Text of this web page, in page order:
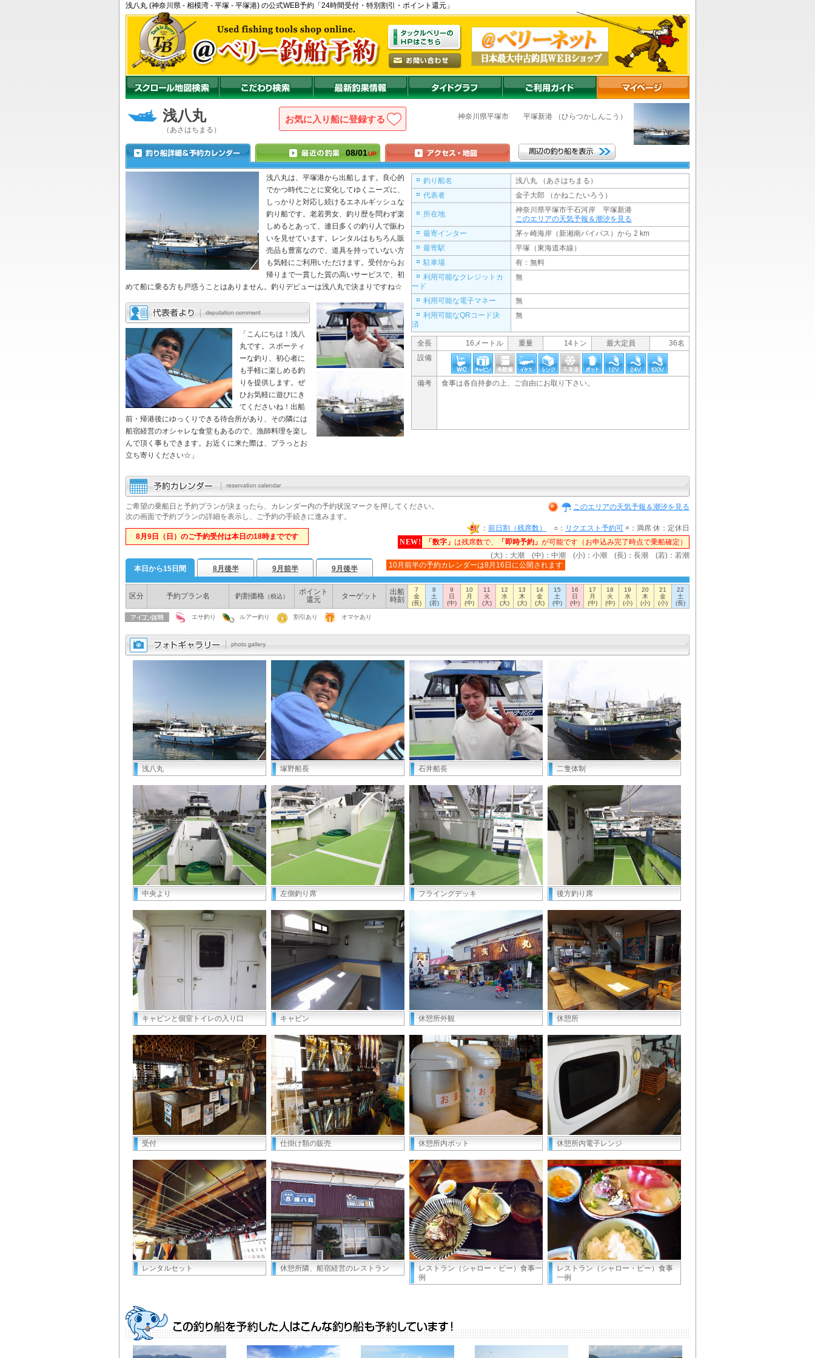
浅八丸 (神奈川県 - 相模湾 - 平塚 - 平塚港) の公式WEB予約「24時間受付・特別割引・ポイント還元」
浅八丸
（あさはちまる）
お気に入り船に登録 神奈川県平塚市 平塚新港 （ひらつかしんこう）
08/01UP
浅八丸は、平塚港から出船します。良心的
でかつ時代ごとに変化してゆくニーズに、
しっかりと対応し続けるエネルギッシュな
釣り船です。老若男女、釣り歴を問わず楽
しめるとあって、連日多くの釣り人で賑わ
いを見せています。レンタルはもちろん販
売品も豊富なので、道具を持っていない方
も気軽にご利用いただけます。受付からお
帰りまで一貫した質の高いサービスで、初
めて船に乗る方も戸惑うことはありません。釣りデビューは浅八丸で決まりですね☆
釣り船名
浅八丸 （あさはちまる）
代表者
金子大郎 （かねこたいろう）
所在地
神奈川県平塚市千石河岸 平塚新港
このエリアの天気予報＆潮汐を見る
最寄インター
茅ヶ崎海岸（新湘南バイパス）から 2 km
最寄駅
平塚（東海道本線）
駐車場
有：無料
利用可能なクレジットカ
ード
無
利用可能な電子マネー
無
利用可能なQRコード決
済
無
全長 16メートル 重量 14トン 最大定員
36名
設備
備考 食事は各自持参の上、ご自由にお取り下さい。
「こんにちは！浅八
丸です。スポーティ
ーな釣り、初心者に
も手軽に楽しめる釣
りを提供します。ぜ
ひお気軽に遊びにき
てくださいね！出船
前・帰港後にゆっくりできる待合所があり、その隣には
船宿経営のオシャレな食堂もあるので、漁師料理を楽し
んで頂く事もできます。お近くに来た際は、プラっとお
立ち寄りください☆」
ご希望の乗船日と予約プランが決まったら、カレンダー内の予約状況マークを押してください。
次の画面で予約プランの詳細を表示し、ご予約の手続きに進みます。
8月9日（日）のご予約受付は本日の18時までです
このエリアの天気予報＆潮汐を見る
： 前日割（残席数） ○： リクエスト予約可 ×：満席 休：定休日
NEW!
「数字」 は残席数で、 「即時予約」 が可能です（お申込み完了時点で乗船確定）
(大)：大潮 (中)：中潮 (小)：小潮 (長)：長潮 (若)：若潮
本日から15日間
8月後半 9月前半 9月後半 10月前半の予約カレンダーは8月16日に公開されます
区分 予約プラン名 釣割価格（税込）
ポイント
還元
ターゲット
出船
時刻
7
金
(長)
8
土
(若)
9
日
(中)
10
月
(中)
11
火
(大)
12
水
(大)
13
木
(大)
14
金
(大)
15
土
(中)
16
日
(中)
17
月
(中)
18
火
(中)
19
水
(小)
20
木
(小)
21
金
(小)
22
土
(長)
エサ釣り ルアー釣り 割引あり オマケあり
浅八丸 塚野船長 石井船長 二隻体制
中央より 左側釣り席 フライングデッキ 後方釣り席
キャビンと個室トイレの入り口 キャビン 休憩所外観 休憩所
受付 仕掛け類の販売 休憩所内ポット 休憩所内電子レンジ
レンタルセット 休憩所隣、船宿経営のレストラン
レストラン（シャロー・ビー）食事一
例
レストラン（シャロー・ビー）食事
一例